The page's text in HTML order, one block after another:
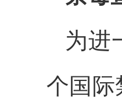
为进
个国际